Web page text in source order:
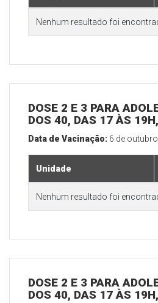
Nenhum resultado foi
DOSE 2 E 3 PARA
DOS 40, DAS 17 ÀS
Data de Vacinação: 6 de
Unidade
Nenhum resultado foi
DOSE 2 E 3 PARA
DOS 40, DAS 17 ÀS